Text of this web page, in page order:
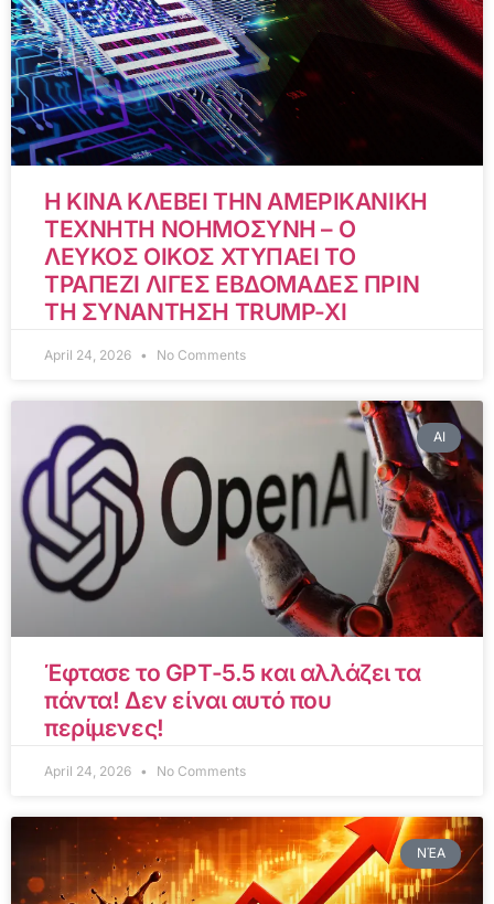
Η ΚΙΝΑ ΚΛΕΒΕΙ ΤΗΝ ΑΜΕΡΙΚΑΝΙΚΗ
ΤΕΧΝΗΤΗ ΝΟΗΜΟΣΥΝΗ – Ο
ΛΕΥΚΟΣ ΟΙΚΟΣ ΧΤΥΠΑΕΙ ΤΟ
ΤΡΑΠΕΖΙ ΛΙΓΕΣ ΕΒΔΟΜΑΔΕΣ ΠΡΙΝ
ΤΗ ΣΥΝΑΝΤΗΣΗ TRUMP-XI
April 24, 2026 No Comments
AI
Έφτασε το GPT-5.5 και αλλάζει τα
πάντα! Δεν είναι αυτό που
περίμενες!
April 24, 2026 No Comments
ΝΈΑ